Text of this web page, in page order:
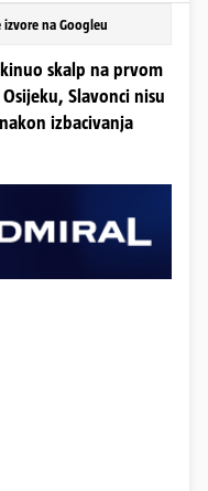
na Googleu
skalp na prvom
Slavonci nisu
izbacivanja